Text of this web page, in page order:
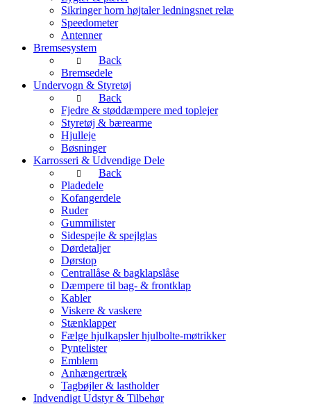
Sikringer horn højtaler ledningsnet relæ
Speedometer
Antenner
Bremsesystem
Back
Bremsedele
Undervogn & Styretøj
Back
Fjedre & støddæmpere med toplejer
Styretøj & bærearme
Hjulleje
Bøsninger
Karrosseri & Udvendige Dele
Back
Pladedele
Kofangerdele
Ruder
Gummilister
Sidespejle & spejlglas
Dørdetaljer
Dørstop
Centrallåse & bagklapslåse
Dæmpere til bag- & frontklap
Kabler
Viskere & vaskere
Stænklapper
Fælge hjulkapsler hjulbolte-møtrikker
Pyntelister
Emblem
Anhængertræk
Tagbøjler & lastholder
Indvendigt Udstyr & Tilbehør